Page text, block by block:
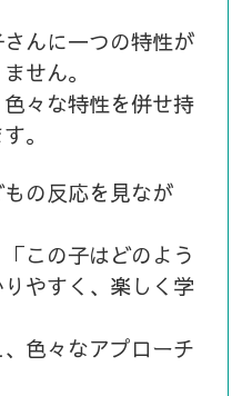
んに一つの特性が
ありません。
を併せ持
。
の反応を見なが
どのよう
やすく、楽しく学
が
色々なアプローチ